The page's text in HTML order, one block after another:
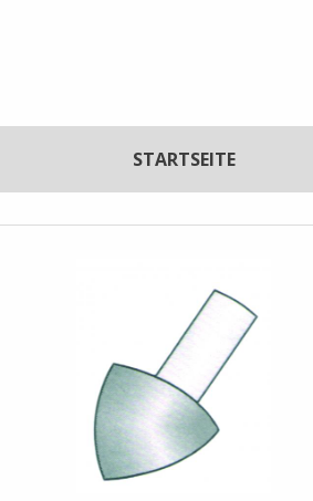
Hauptnavigation
STARTSEITE